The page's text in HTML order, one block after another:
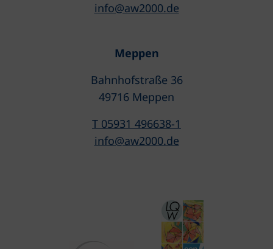
info@aw2000.de
Meppen
Bahnhofstraße 36
49716 Meppen
T 05931 496638-1
info@aw2000.de